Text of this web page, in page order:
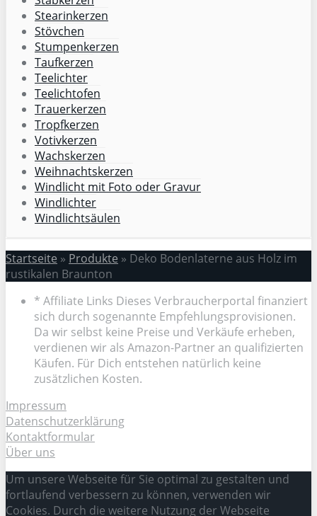
Stearinkerzen
Stövchen
Stumpenkerzen
Taufkerzen
Teelichter
Teelichtofen
Trauerkerzen
Tropfkerzen
Votivkerzen
Wachskerzen
Weihnachtskerzen
Windlicht mit Foto oder Gravur
Windlichter
Windlichtsäulen
Startseite » Produkte » Deko Bodenlaterne aus Holz im
rustikalen Braunton
* Affiliate Links Dieses Verbraucherportal finanziert
sich durch sogenannte Empfehlungsprovisionen.
Da wir selbst keine Preise und Verkäufe erheben,
verdienen wir als Amazon-Partner an qualifizierten
Käufen. Für Dich entstehen natürlich keine
zusätzlichen Kosten.
Impressum
Datenschutzerklärung
Kontaktformular
Über uns
Um unsere Webseite für Sie optimal zu gestalten und
fortlaufend verbessern zu können, verwenden wir
Cookies. Durch die weitere Nutzung der Webseite